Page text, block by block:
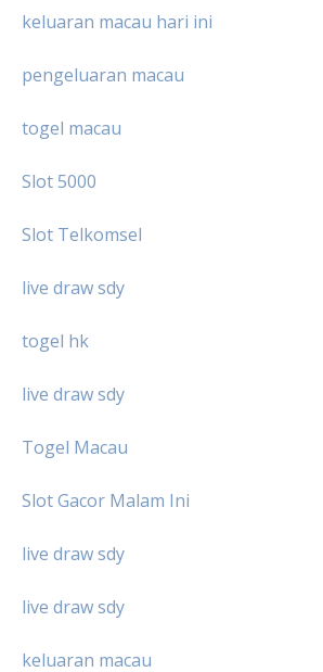
keluaran macau hari ini
pengeluaran macau
togel macau
Slot 5000
Slot Telkomsel
live draw sdy
togel hk
live draw sdy
Togel Macau
Slot Gacor Malam Ini
live draw sdy
live draw sdy
keluaran macau